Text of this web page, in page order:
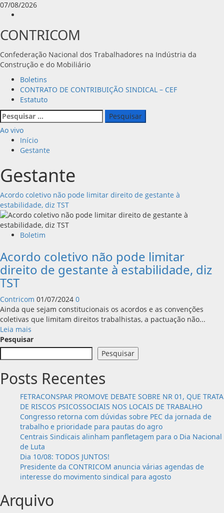
Avançar
para
conteúdo
07/08/2026
CONTRICOM
Confederação Nacional dos Trabalhadores na Indústria da
Construção e do Mobiliário
Menu
principal
Boletins
CONTRATO DE CONTRIBUIÇÃO SINDICAL – CEF
Estatuto
Pesquisar
por:
Ao vivo
Início
Gestante
Gestante
Acordo coletivo não pode limitar direito de gestante à
estabilidade, diz TST
Boletim
Acordo coletivo não pode limitar
direito de gestante à estabilidade, diz
TST
Contricom 01/07/2024 0
Ainda que sejam constitucionais os acordos e as convenções
coletivas que limitam direitos trabalhistas, a pactuação não...
Leia mais
mais
sobre
Acordo
não
limitar
direito
de
gestante
à
estabilidade,
diz
TST
Pesquisar
Pesquisar
Posts Recentes
FETRACONSPAR PROMOVE DEBATE SOBRE NR 01, QUE TRATA
DE RISCOS PSICOSSOCIAIS NOS LOCAIS DE TRABALHO
Congresso retorna com dúvidas sobre PEC da jornada de
trabalho e prioridade para pautas do agro
Centrais Sindicais alinham panfletagem para o Dia Nacional
de Luta
Dia 10/08: TODOS JUNTOS!
Presidente da CONTRICOM anuncia várias agendas de
interesse do movimento sindical para agosto
Arquivo